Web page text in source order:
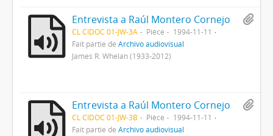
Entrevista a Raúl Montero Cornejo
CL CIDOC 01-JW-3A Pièce
1994-11-11
Fait partie de Archivo audiovisual
James R. Whelan (1933-2012)
Entrevista a Raúl Montero Cornejo
CL CIDOC 01-JW-3B Pièce
1994-11-11
Fait partie de Archivo audiovisual